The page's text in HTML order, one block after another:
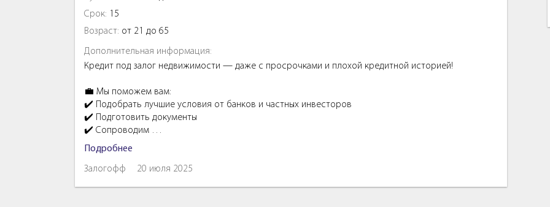
Срок: 15
Возраст: от 21 до 65
Дополнительная информация:
Кредит под залог недвижимости — даже с просрочками и плохой кредитной историей!
💼 Мы поможем вам:
✔️ Подобрать лучшие условия от банков и частных инвесторов
✔️ Подготовить документы
✔️ Сопроводим …
Подробнее
Залогофф 20 июля 2025